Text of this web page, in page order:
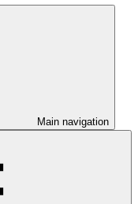
Main navigation